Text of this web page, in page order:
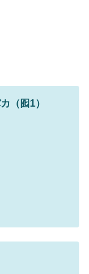
（囮1）